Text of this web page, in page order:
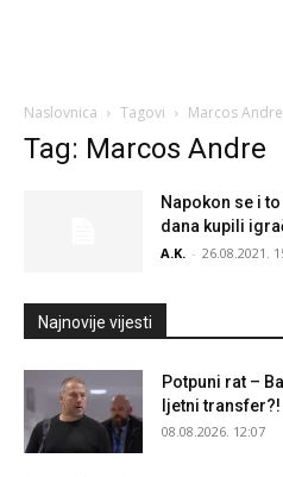
Naslovnica Tagovi Marcos Andre
Tag: Marcos Andre
Napokon se i
dana kupili
A.K. - 26.08.2021.
Najnovije vijesti
Potpuni rat –
ljetni transfer?!
08.08.2026. 12:07